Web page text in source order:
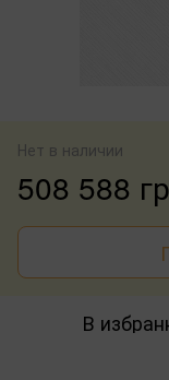
Нет в наличии
508 588
В